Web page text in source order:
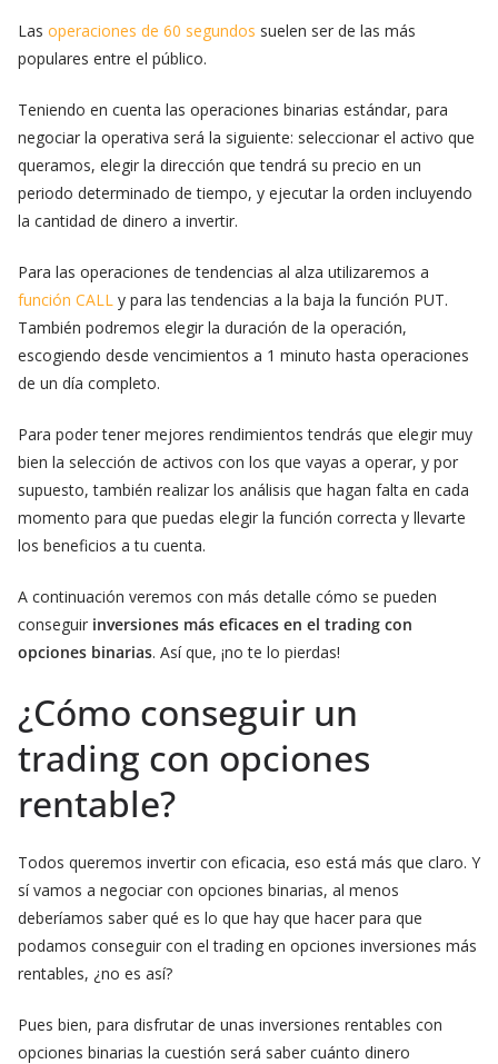
Las operaciones de 60 segundos suelen ser de las más
populares entre el público.
Teniendo en cuenta las operaciones binarias estándar, para
negociar la operativa será la siguiente: seleccionar el activo que
queramos, elegir la dirección que tendrá su precio en un
periodo determinado de tiempo, y ejecutar la orden incluyendo
la cantidad de dinero a invertir.
Para las operaciones de tendencias al alza utilizaremos a
función CALL y para las tendencias a la baja la función PUT.
También podremos elegir la duración de la operación,
escogiendo desde vencimientos a 1 minuto hasta operaciones
de un día completo.
Para poder tener mejores rendimientos tendrás que elegir muy
bien la selección de activos con los que vayas a operar, y por
supuesto, también realizar los análisis que hagan falta en cada
momento para que puedas elegir la función correcta y llevarte
los beneficios a tu cuenta.
A continuación veremos con más detalle cómo se pueden
conseguir inversiones más eficaces en el trading con
opciones binarias. Así que, ¡no te lo pierdas!
¿Cómo conseguir un
trading con opciones
rentable?
Todos queremos invertir con eficacia, eso está más que claro. Y
sí vamos a negociar con opciones binarias, al menos
deberíamos saber qué es lo que hay que hacer para que
podamos conseguir con el trading en opciones inversiones más
rentables, ¿no es así?
Pues bien, para disfrutar de unas inversiones rentables con
opciones binarias la cuestión será saber cuánto dinero